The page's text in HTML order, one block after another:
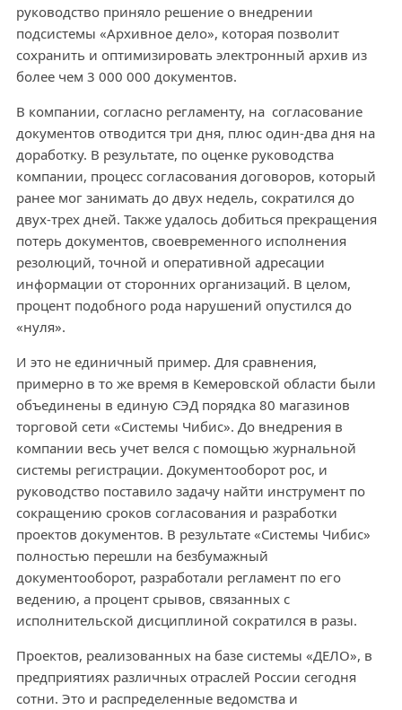
руководство приняло решение о внедрении
подсистемы «Архивное дело», которая позволит
сохранить и оптимизировать электронный архив из
более чем 3 000 000 документов.
В компании, согласно регламенту, на согласование
документов отводится три дня, плюс один-два дня на
доработку. В результате, по оценке руководства
компании, процесс согласования договоров, который
ранее мог занимать до двух недель, сократился до
двух-трех дней. Также удалось добиться прекращения
потерь документов, своевременного исполнения
резолюций, точной и оперативной адресации
информации от сторонних организаций. В целом,
процент подобного рода нарушений опустился до
«нуля».
И это не единичный пример. Для сравнения,
примерно в то же время в Кемеровской области были
объединены в единую СЭД порядка 80 магазинов
торговой сети «Системы Чибис». До внедрения в
компании весь учет велся с помощью журнальной
системы регистрации. Документооборот рос, и
руководство поставило задачу найти инструмент по
сокращению сроков согласования и разработки
проектов документов. В результате «Системы Чибис»
полностью перешли на безбумажный
документооборот, разработали регламент по его
ведению, а процент срывов, связанных с
исполнительской дисциплиной сократился в разы.
Проектов, реализованных на базе системы «ДЕЛО», в
предприятиях различных отраслей России сегодня
сотни. Это и распределенные ведомства и